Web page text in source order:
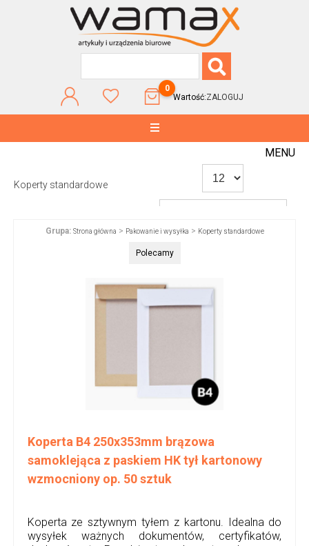
0
Wartość:ZALOGUJ
MENU
Koperty standardowe
Grupa: Strona główna > Pakowanie i wysyłka > Koperty standardowe
Polecamy
Koperta B4 250x353mm brązowa
samoklejąca z paskiem HK tył kartonowy
wzmocniony op. 50 sztuk
Koperta ze sztywnym tyłem z kartonu. Idealna do
wysyłek ważnych dokumentów, certyfikatów,